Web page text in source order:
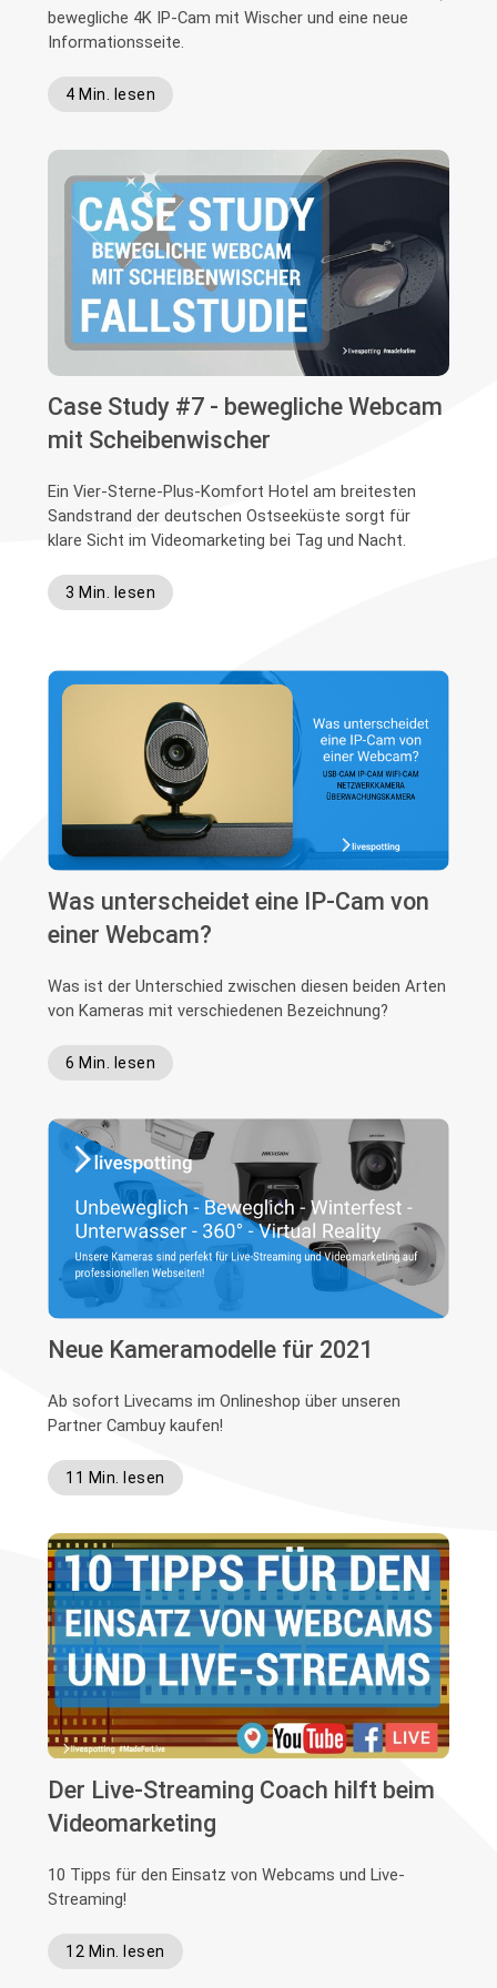
bewegliche 4K IP-Cam mit Wischer und eine neue
Informationsseite.
4 Min. lesen
Case Study #7 - bewegliche Webcam
mit Scheibenwischer
Ein Vier-Sterne-Plus-Komfort Hotel am breitesten
Sandstrand der deutschen Ostseeküste sorgt für
klare Sicht im Videomarketing bei Tag und Nacht.
3 Min. lesen
Was unterscheidet eine IP-Cam von
einer Webcam?
Was ist der Unterschied zwischen diesen beiden Arten
von Kameras mit verschiedenen Bezeichnung?
6 Min. lesen
Neue Kameramodelle für 2021
Ab sofort Livecams im Onlineshop über unseren
Partner Cambuy kaufen!
11 Min. lesen
Der Live-Streaming Coach hilft beim
Videomarketing
10 Tipps für den Einsatz von Webcams und Live-
Streaming!
12 Min. lesen